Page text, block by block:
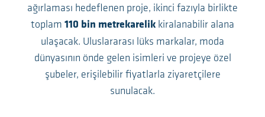
ağırlaması hedeflenen proje, ikinci fazıyla birlikte
toplam 110 bin metrekarelik kiralanabilir alana
ulaşacak. Uluslararası lüks markalar, moda
dünyasının önde gelen isimleri ve projeye özel
şubeler, erişilebilir fiyatlarla ziyaretçilere
sunulacak.